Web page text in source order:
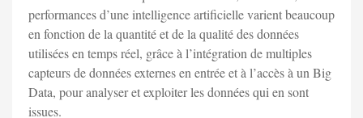
performances d’une intelligence artificielle varient beaucoup
en fonction de la quantité et de la qualité des données
utilisées en temps réel, grâce à l’intégration de multiples
capteurs de données externes en entrée et à l’accès à un Big
Data, pour analyser et exploiter les données qui en sont
issues.